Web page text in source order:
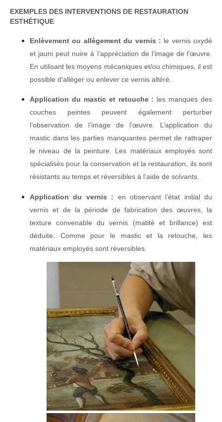
EXEMPLES DES INTERVENTIONS DE RESTAURATION
ESTHÉTIQUE
Enlèvement ou allègement du vernis : le vernis oxydé
et jauni peut nuire à l’appréciation de l’image de l’œuvre.
En utilisant les moyens mécaniques et/ou chimiques, il est
possible d’alléger ou enlever ce vernis altéré.
Application du mastic et retouche : les manques des
couches peintes peuvent également perturber
l’observation de l’image de l’œuvre. L’application du
mastic dans les parties manquantes permet de rattraper
le niveau de la peinture. Les matériaux employés sont
spécialisés pour la conservation et la restauration, ils sont
résistants au temps et réversibles à l’aide de solvants.
Application du vernis : en observant l’état initial du
vernis et de la période de fabrication des œuvres, la
texture convenable du vernis (matité et brillance) est
déduite. Comme pour le mastic et la retouche, les
matériaux employés sont réversibles.